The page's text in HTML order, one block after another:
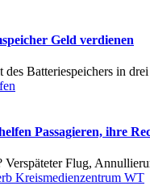
Geld verdienen
Batteriespeichers in
Passagieren, ihre
Flug,